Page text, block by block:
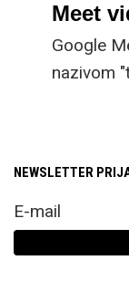
Meet
Google
nazivom
Gemini AI
rasprave
pojaviti
NEWSLETTER
E-mail